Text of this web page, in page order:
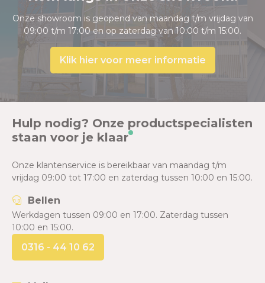
Onze showroom is geopend van maandag t/m vrijdag van
09:00 t/m 17:00 en op zaterdag van 10:00 t/m 15:00.
Klik hier voor meer informatie
Hulp nodig? Onze productspecialisten
staan voor je klaar
Onze klantenservice is bereikbaar van maandag t/m
vrijdag 09:00 tot 17:00 en zaterdag tussen 10:00 en 15:00.
Bellen
Werkdagen tussen 09:00 en 17:00. Zaterdag tussen
10:00 en 15:00.
0316 - 44 10 62